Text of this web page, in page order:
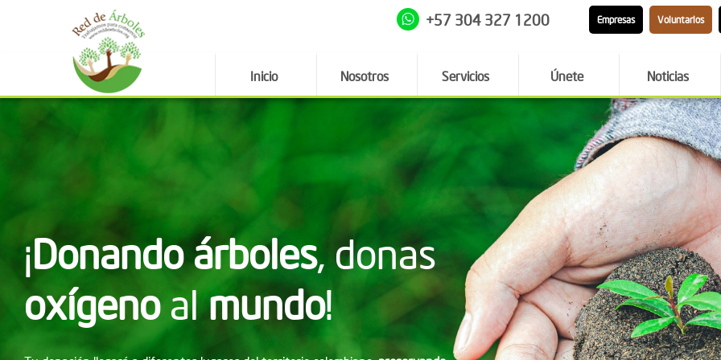
+57 304 327 1200 Empresas Voluntarios
Inicio Nosotros Servicios Únete Noticias
¡Donando árboles, donas
oxígeno almundo!